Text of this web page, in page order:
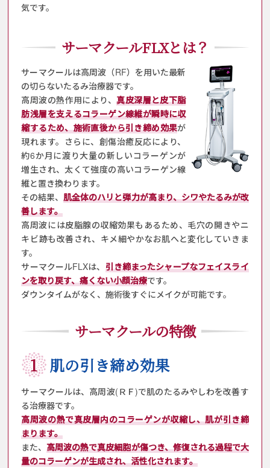
気です。
サーマクールFLXとは？
サーマクールは高周波（RF）を用いた最新
の切らないたるみ治療器です。
高周波の熱作用により、真皮深層と皮下脂
肪浅層を支えるコラーゲン線維が瞬時に収
縮するため、施術直後から引き締め効果が
現れます。さらに、創傷治癒反応により、
約6か月に渡り大量の新しいコラーゲンが
増生され、太くて強度の高いコラーゲン線
維と置き換わります。
その結果、肌全体のハリと弾力が高まり、シワやたるみが改
善します。
高周波には皮脂腺の収縮効果もあるため、毛穴の開きやニ
キビ跡も改善され、 キメ細やかなお肌へと変化していきま
す。
サーマクールFLXは、 引き締まったシャープなフェイスライ
ンを取り戻す、痛くない小顔治療です。
ダウンタイムがなく、施術後すぐにメイクが可能です。
サーマクールの特徴
1 肌の引き締め効果
サーマクールは、高周波(ＲＦ)で肌のたるみやしわを改善す
る治療器です。
高周波の熱で真皮層内のコラーゲンが収縮し、肌が引き締
まります。
また、高周波の熱で真皮細胞が傷つき、修復される過程で大
量のコラーゲンが生成され、活性化されます。